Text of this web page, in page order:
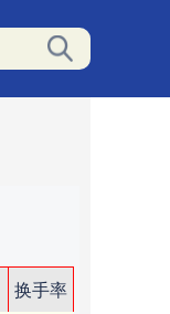
换手率